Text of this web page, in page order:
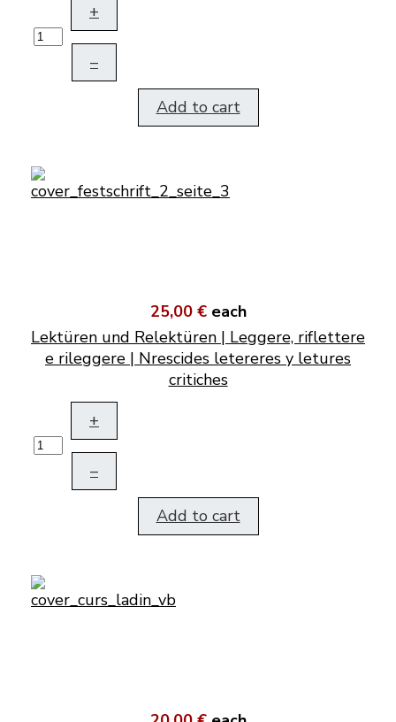
+
–
Add to cart
25,00 € each
Lektüren und Relektüren | Leggere, riflettere
e rileggere | Nrescides letereres y letures
critiches
+
–
Add to cart